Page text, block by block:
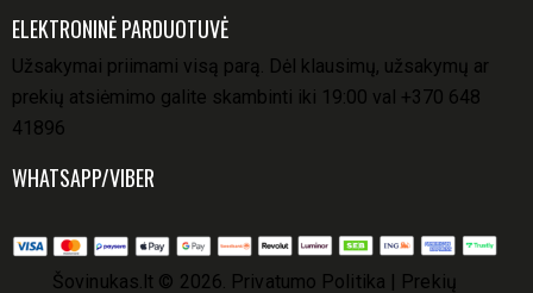
ELEKTRONINĖ PARDUOTUVĖ
Užsakymai priimami visą parą. Dėl klausimų, užsakymų ar
prekių atsiėmimo galite skambinti iki 19:00 val +370 648
41896
WHATSAPP/VIBER
Šovinukas.lt © 2026. Privatumo Politika Prekių